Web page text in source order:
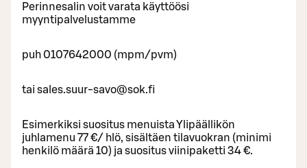
Perinnesalin voit varata käyttöösi
myyntipalvelustamme
puh 0107642000 (mpm/pvm)
tai sales.suur-savo@sok.fi
Esimerkiksi suositus menuista Ylipäällikön
juhlamenu 77 €/ hlö, sisältäen tilavuokran (minimi
henkilö määrä 10) ja suositus viinipaketti 34 €.